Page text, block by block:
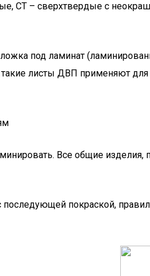
СТ – сверхтвердые с
под ламинат
листы ДВП применяют
Все общие изделия,
последующей покраской,